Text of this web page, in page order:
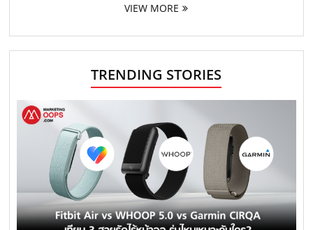
VIEW MORE
TRENDING STORIES